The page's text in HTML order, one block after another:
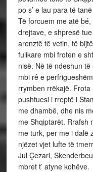
po s’ e lau para të
Të forcuem me atë
drejtave, e shpresë
arenztë të vetin, të
fulikare mbi froten e
nisë. Në të ndeshun
mbi rê e
rrymben rrëkajë.
pushtuesi i rreptë i
me dhambë, dhe nis
me Shqiptarët. Rrafsh
me turk, per me i dalë
njëzet vjet lufte të
Jul Çezari,
mbret t’ atyne kohëve.